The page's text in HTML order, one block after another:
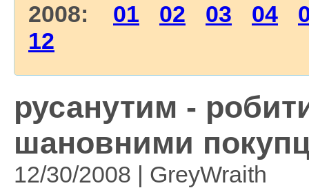
2008: 01 02 03 04
12
русанутим -
шановними
12/30/2008 | GreyWraith